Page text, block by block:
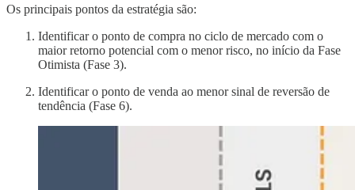
Os principais pontos da estratégia são:
Identificar o ponto de compra no ciclo de mercado com o
maior retorno potencial com o menor risco, no início da Fase
Otimista (Fase 3).
Identificar o ponto de venda ao menor sinal de reversão de
tendência (Fase 6).